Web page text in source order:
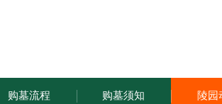
购墓流程 购墓须知 陵园